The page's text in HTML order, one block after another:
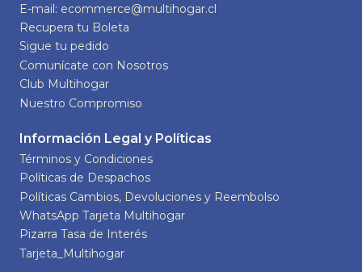
E-mail: ecommerce@multihogar.cl
Recupera tu Boleta
Sigue tu pedido
Comunícate con Nosotros
Club Multihogar
Nuestro Compromiso
Información Legal y Políticas
Términos y Condiciones
Políticas de Despachos
Políticas Cambios, Devoluciones y Reembolso
WhatsApp Tarjeta Multihogar
Pizarra Tasa de Interés
Tarjeta_Multihogar